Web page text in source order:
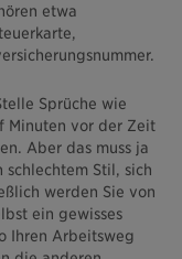
etwa
Sprüche wie
Minuten vor der Zeit
Aber das muss ja
Stil, sich
werden Sie von
ein gewisses
Ihren Arbeitsweg